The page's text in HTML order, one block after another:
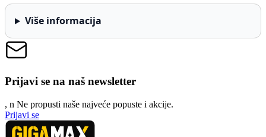
Više informacija
Prijavi se na naš newsletter
, n Ne propusti naše najveće popuste i akcije.
Prijavi se